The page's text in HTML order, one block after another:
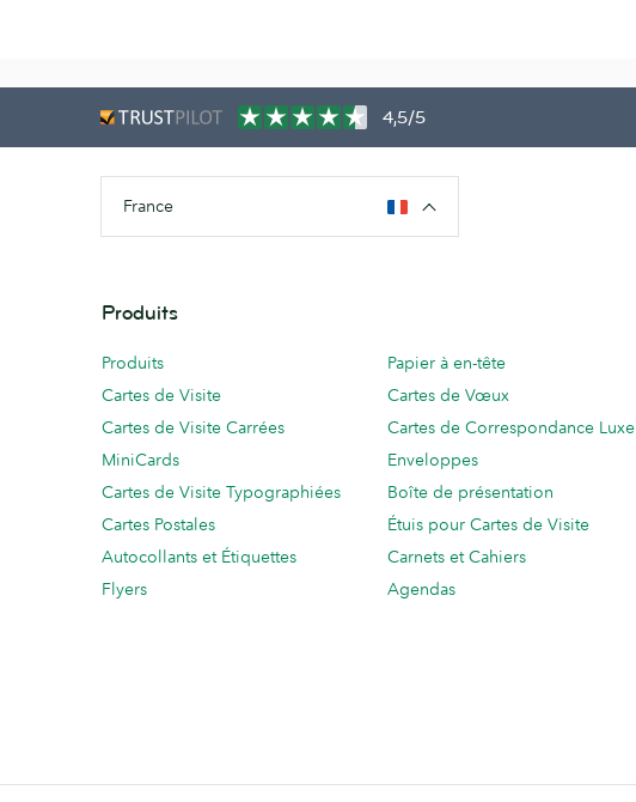
4,5/5
France
Produits
Produits
Cartes de Visite
Cartes de Visite Carrées
MiniCards
Cartes de Visite Typographiées
Cartes Postales
Autocollants et Étiquettes
Flyers
Papier à en-tête
Cartes de Vœux
Cartes de Correspondance Luxe
Enveloppes
Boîte de présentation
Étuis pour Cartes de Visite
Carnets et Cahiers
Agendas